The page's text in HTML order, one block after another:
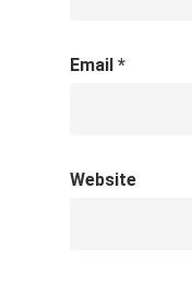
Email *
Website